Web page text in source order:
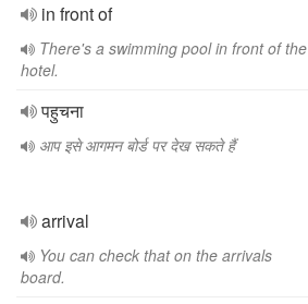
in front of
There's a swimming pool in front of the
hotel.
पहुचना
आप इसे आगमन बोर्ड पर देख सकते हैं
arrival
You can check that on the arrivals
board.